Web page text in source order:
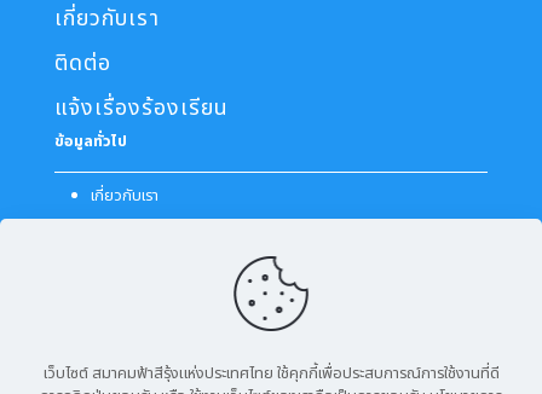
เกี่ยวกับเรา
ติดต่อ
แจ้งเรื่องร้องเรียน
ข้อมูลทั่วไป
เกี่ยวกับเรา
+66 (0) 2731 6532
info@rsat.info
เว็บไซต์ สมาคมฟ้าสีรุ้งแห่งประเทศไทย ใช้คุกกี้เพื่อประสบการณ์การใช้งานที่ดี